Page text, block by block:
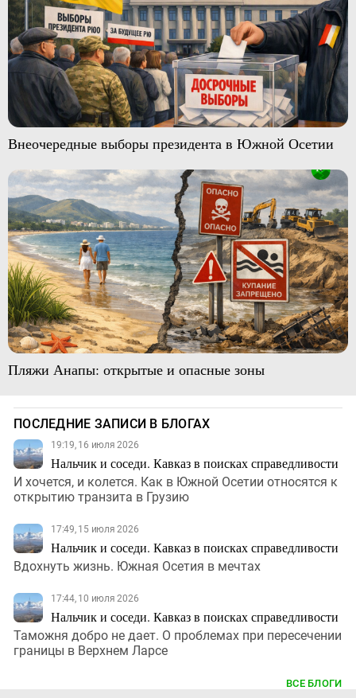
Внеочередные выборы президента в Южной Осетии
Пляжи Анапы: открытые и опасные зоны
ПОСЛЕДНИЕ ЗАПИСИ В БЛОГАХ
19:19, 16 июля 2026
Нальчик и соседи. Кавказ в поисках справедливости
И хочется, и колется. Как в Южной Осетии относятся к
открытию транзита в Грузию
17:49, 15 июля 2026
Нальчик и соседи. Кавказ в поисках справедливости
Вдохнуть жизнь. Южная Осетия в мечтах
17:44, 10 июля 2026
Нальчик и соседи. Кавказ в поисках справедливости
Таможня добро не дает. О проблемах при пересечении
границы в Верхнем Ларсе
ВСЕ БЛОГИ